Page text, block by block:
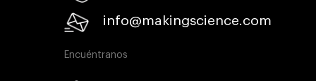
info@makingscience.com
Encuéntranos